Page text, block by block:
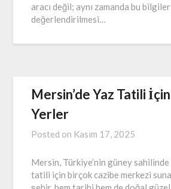
aracı değil; aynı zamanda bu
değerlendirilmesi…
Mersin’de Yaz Tatili
Yerler
Posted on Kasım 17, 2025
Mersin, Türkiye’nin güney
tatili için birçok cazibe merkezi